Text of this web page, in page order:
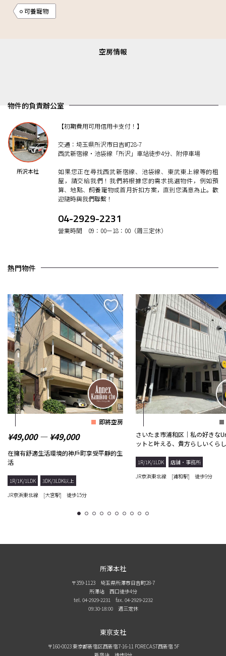
可養寵物
空房情報
物件的負責辦公室
所沢本社
【初期費用可用信用卡支付！】
交通：埼玉県所沢市日吉町28-7
西武新宿線・池袋線「所沢」車站徒步4分、附停車場
如果您正在尋找西武新宿線、池袋線、東武東上線等的租
屋，請交給我們！我們將根據您的需求挑選物件，例如預
算、地點、飼養寵物或首月折扣方案，直到您滿意為止。歡
迎隨時與我們聯繫！
04-2929-2231
營業時間 09：00ー18：00（周三定休）
熱門物件
即將空房
¥49,000 ― ¥49,000
在擁有舒適生活環境的神戶町享受平靜的生
活
1R/1K/1LDK
3DK/3LDK以上
JR京浜東北線 [大宮駅] 徒歩15分
さいたま市浦和区｜私の好き
ットと叶える、貴方らしいくらし
1R/1K/1LDK
店舗・事務所
JR京浜東北線 [浦和駅] 徒歩9分
1 2 3 4 5 6 7 8 9 10
所澤本社
〒359-1123 埼玉県所澤市日吉町28-7
所澤站 西口徒歩4分
tel. 04-2929-2231 fax. 04-2929-2232
09:30-18:00 週三定休
東京支社
〒160-0023 東京都新宿区西新宿7-16-11 FORECAST西新宿 5F